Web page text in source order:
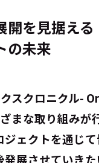
開を見据える
の未来
スクロニクル-
まな取り組みが
ジェクトを通じ
発展させていき